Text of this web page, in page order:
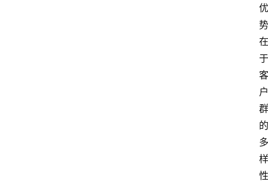
优
势
在
于
客
户
群
的
多
样
性